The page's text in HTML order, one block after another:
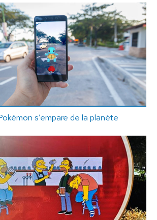
s’empare de la planète